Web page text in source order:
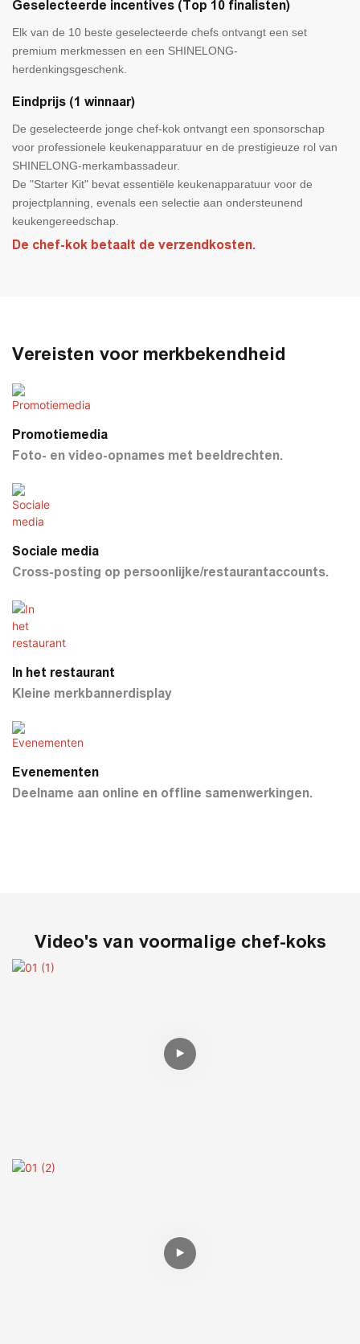
Geselecteerde incentives (Top 10 finalisten)
Elk van de 10 beste geselecteerde chefs ontvangt een set
premium merkmessen en een SHINELONG-
herdenkingsgeschenk.
Eindprijs (1 winnaar)
De geselecteerde jonge chef-kok ontvangt een sponsorschap
voor professionele keukenapparatuur en de prestigieuze rol van
SHINELONG-merkambassadeur.
De "Starter Kit" bevat essentiële keukenapparatuur voor de
projectplanning, evenals een selectie aan ondersteunend
keukengereedschap.
De chef-kok betaalt de verzendkosten.
Vereisten voor merkbekendheid
Promotiemedia
Foto- en video-opnames met beeldrechten.
Sociale media
Cross-posting op persoonlijke/restaurantaccounts.
In het restaurant
Kleine merkbannerdisplay
Evenementen
Deelname aan online en offline samenwerkingen.
Video's van voormalige chef-koks